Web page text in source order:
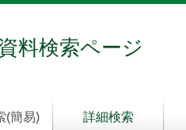
料検索ページ
(簡易) 詳細検索